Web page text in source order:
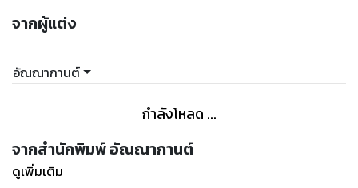
พัก”
“ปุ้มปุ้ยจ้ะ ไปก่อนนะ” เด็กผู้หญิงคนนั้นโบกมือให้แล้วเดินจากไป
ทิ้งผมไว้กับไก่ทอดและน้ำอัดลมหนึ่งแก้ว
❀ ฝากติดตามความรักกุ๊กกิ๊กของคุณชนะพลกับสาวน้อยปุ้มปุ้ย
ด้วยนะคะ ❀
จากผู้แต่ง
อัณณากานต์
กำลังโหลด ...
จากสำนักพิมพ์ อัณณากานต์
ดูเพิ่มเติม